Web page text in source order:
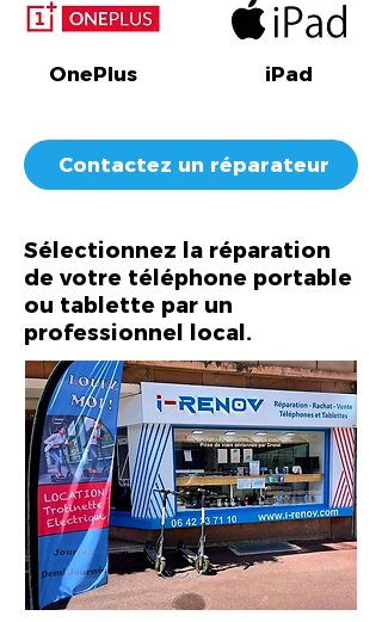
OnePlus iPad
Contactez un réparateur
Sélectionnez la réparation
de votre téléphone portable
ou tablette par un
professionnel local.